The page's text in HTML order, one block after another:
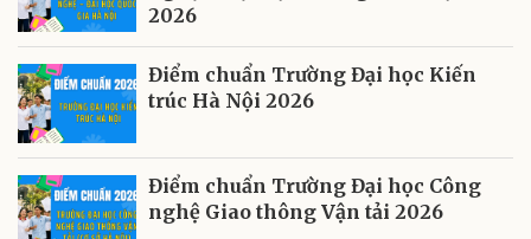
2026
Điểm chuẩn Trường Đại học Kiến
trúc Hà Nội 2026
Điểm chuẩn Trường Đại học Công
nghệ Giao thông Vận tải 2026